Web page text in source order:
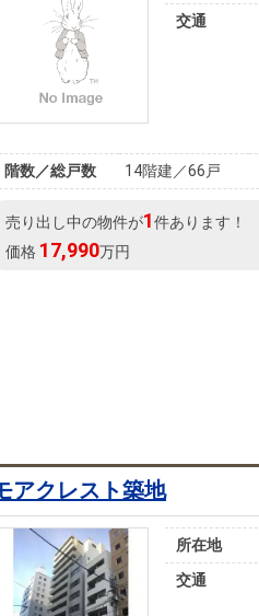
交通
階数／総戸数
14階建／66戸
売り出し中の物件が1件あります！
価格 17,990万円
アクレスト築地
所在地
交通